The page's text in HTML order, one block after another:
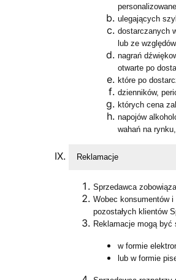
ulegających
dostarczanych
lub ze
nagrań
otwarte po
które po
dzienników,
których cena
napojów
wahań na
Reklamacje
Sprzedawca
Wobec konsumentów
pozostałych klientów
Reklamacje mogą być
w formie
lub w formie